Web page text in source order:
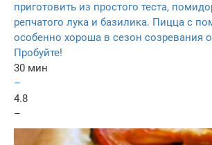
приготовить из простого теста,
репчатого лука и базилика. Пицца с
особенно хороша в сезон созревания
Пробуйте!
30 мин
–
4.8
–